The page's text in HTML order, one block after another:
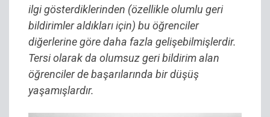
ilgi gösterdiklerinden (özellikle olumlu geri
bildirimler aldıkları için) bu öğrenciler
diğerlerine göre daha fazla gelişebilmişlerdir.
Tersi olarak da olumsuz geri bildirim alan
öğrenciler de başarılarında bir düşüş
yaşamışlardır.